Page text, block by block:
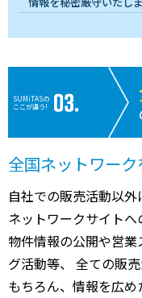
SUMiTASの
ここが違う!
全国ネットワーク
自社での販売活動以
ネットワークサイト
物件情報の公開や営
グ活動等、 全ての販
もちろん、情報を広